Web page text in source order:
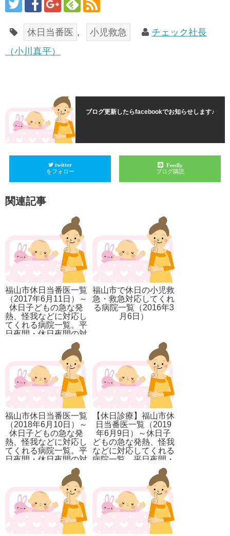
休日当番医 , 小児救急
チェック社長
（小川真平）
ブログ更新したらfacebookでお知らせします♪
twitter
をフォロー
Feedly
ブログ購読
関連記事
福山市休日当番医一覧
（2017年6月11日）～
休日子どもの急な発
熱、怪我などに対応し
てくれる病院一覧。平
日夜間・休日夜間の対
福山市で休日の小児救
急・救急対応してくれ
る病院一覧（2016年3
月6日）
福山市休日当番医一覧
（2018年6月10日）～
休日子どもの急な発
熱、怪我などに対応し
てくれる病院一覧。平
日夜間・休日夜間の対
【休日診療】福山市休
日当番医一覧（2019
年6月9日）～休日子
どもの急な発熱、怪我
などに対応してくれる
病院一覧。平日夜間・
休日夜間の対応先も記